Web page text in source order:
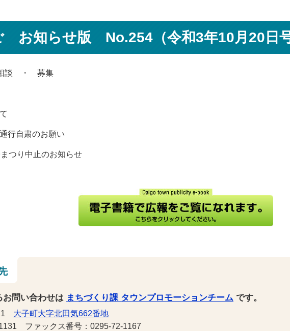
お知らせ版 No.254（令和3年10月20日
談 ・ 募集
行自粛のお願い
つり中止のお知らせ
お問い合わせは まちづくり課 タウンプロモーションチーム です。
大子町大字北田気662番地
ファックス番号：0295-72-1167